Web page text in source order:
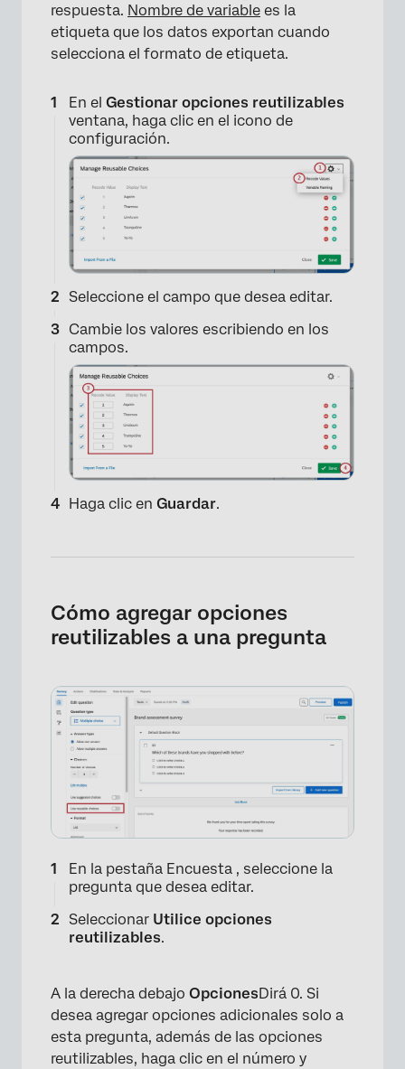
×
respuesta. Nombre de variable es la
etiqueta que los datos exportan cuando
selecciona el formato de etiqueta.
En el Gestionar opciones reutilizables
ventana, haga clic en el icono de
configuración.
Seleccione el campo que desea editar.
Cambie los valores escribiendo en los
campos.
Haga clic en Guardar.
Cómo agregar opciones
reutilizables a una pregunta
En la pestaña Encuesta , seleccione la
pregunta que desea editar.
Seleccionar Utilice opciones
reutilizables.
A la derecha debajo OpcionesDirá 0. Si
desea agregar opciones adicionales solo a
esta pregunta, además de las opciones
reutilizables, haga clic en el número y